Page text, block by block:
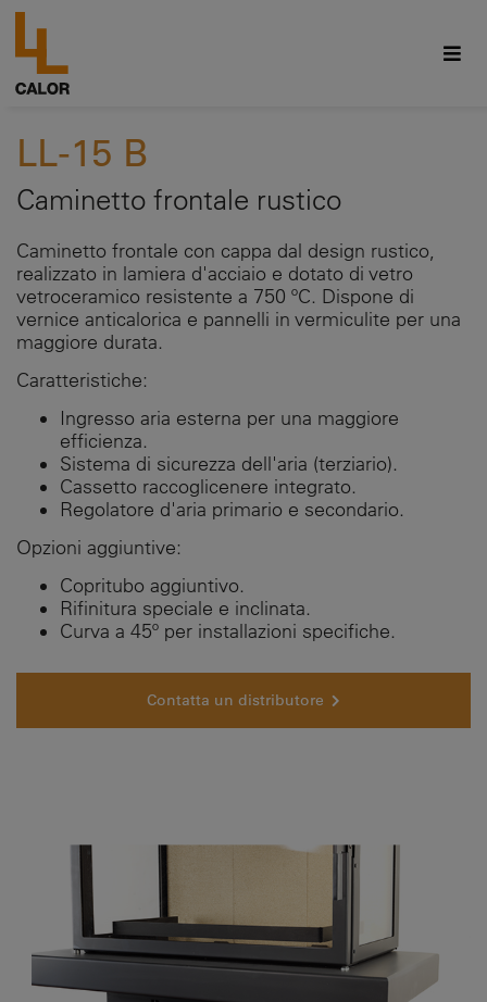
LL-15 B
Caminetto frontale rustico
Caminetto frontale con cappa dal design rustico,
realizzato in lamiera d'acciaio e dotato di vetro
vetroceramico resistente a 750 ºC. Dispone di
vernice anticalorica e pannelli in vermiculite per una
maggiore durata.
Caratteristiche:
Ingresso aria esterna per una maggiore
efficienza.
Sistema di sicurezza dell'aria (terziario).
Cassetto raccoglicenere integrato.
Regolatore d'aria primario e secondario.
Opzioni aggiuntive:
Copritubo aggiuntivo.
Rifinitura speciale e inclinata.
Curva a 45º per installazioni specifiche.
Contatta un distributore